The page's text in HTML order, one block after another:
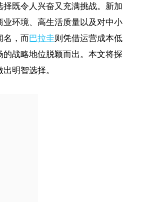
既令人兴奋又充满挑战。新加
业环境、高生活质量以及对中小
名，而巴拉圭则凭借运营成本低
战略地位脱颖而出。本文将探
明智选择。